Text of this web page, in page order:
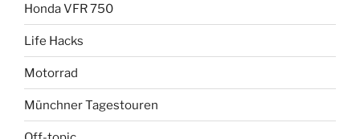
Honda VFR 750
Life Hacks
Motorrad
Münchner Tagestouren